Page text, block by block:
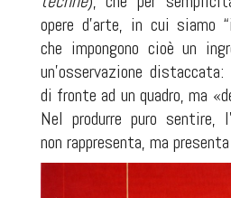
opere d’arte, in cui siamo
che impongono cioè un
un’osservazione
di fronte ad un quadro, ma
Nel produrre puro sentire,
non rappresenta, ma